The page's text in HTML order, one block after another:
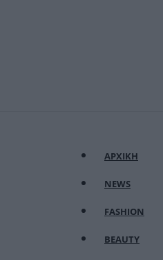
ΑΡΧΙΚΗ
NEWS
FASHION
BEAUTY